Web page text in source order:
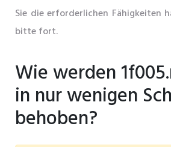
Sie die erforderlichen Fähigkeiten
bitte fort.
Wie werden
in nur wenigen
behoben?